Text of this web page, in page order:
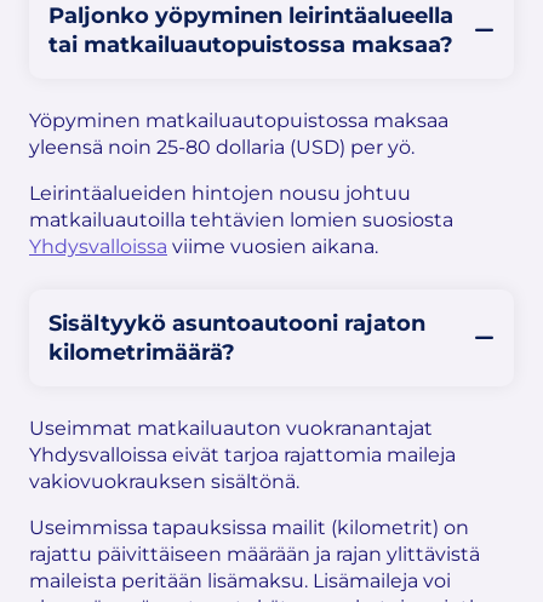
Paljonko yöpyminen leirintäalueella
tai matkailuautopuistossa maksaa?
Yöpyminen matkailuautopuistossa maksaa
yleensä noin 25-80 dollaria (USD) per yö.
Leirintäalueiden hintojen nousu johtuu
matkailuautoilla tehtävien lomien suosiosta
Yhdysvalloissa viime vuosien aikana.
Sisältyykö asuntoautooni rajaton
kilometrimäärä?
Useimmat matkailuauton vuokranantajat
Yhdysvalloissa eivät tarjoa rajattomia maileja
vakiovuokrauksen sisältönä.
Useimmissa tapauksissa mailit (kilometrit) on
rajattu päivittäiseen määrään ja rajan ylittävistä
maileista peritään lisämaksu. Lisämaileja voi